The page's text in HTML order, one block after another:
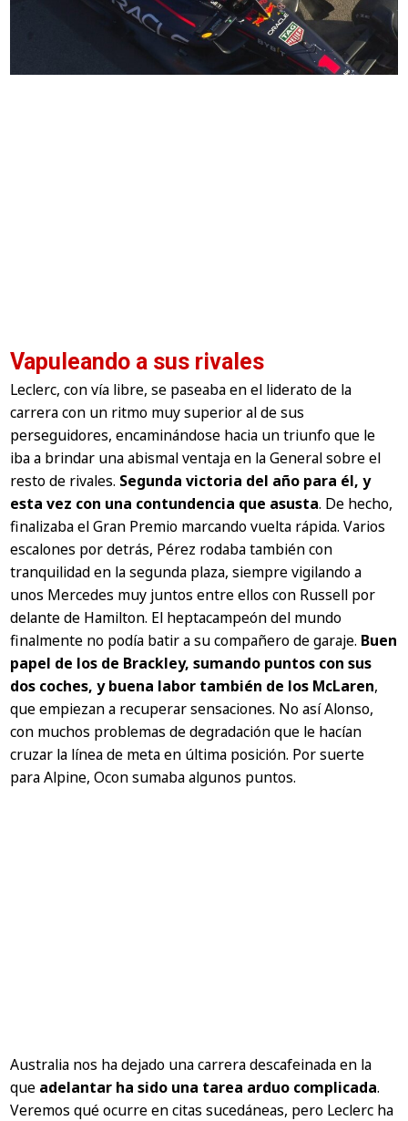
Vapuleando a sus rivales
Leclerc, con vía libre, se paseaba en el liderato de la
carrera con un ritmo muy superior al de sus
perseguidores, encaminándose hacia un triunfo que le
iba a brindar una abismal ventaja en la General sobre el
resto de rivales. Segunda victoria del año para él, y
esta vez con una contundencia que asusta. De hecho,
finalizaba el Gran Premio marcando vuelta rápida. Varios
escalones por detrás, Pérez rodaba también con
tranquilidad en la segunda plaza, siempre vigilando a
unos Mercedes muy juntos entre ellos con Russell por
delante de Hamilton. El heptacampeón del mundo
finalmente no podía batir a su compañero de garaje. Buen
papel de los de Brackley, sumando puntos con sus
dos coches, y buena labor también de los McLaren,
que empiezan a recuperar sensaciones. No así Alonso,
con muchos problemas de degradación que le hacían
cruzar la línea de meta en última posición. Por suerte
para Alpine, Ocon sumaba algunos puntos.
Australia nos ha dejado una carrera descafeinada en la
que adelantar ha sido una tarea arduo complicada.
Veremos qué ocurre en citas sucedáneas, pero Leclerc ha